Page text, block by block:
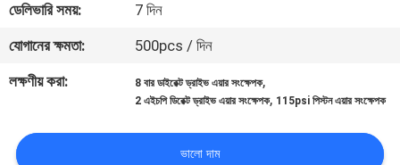
আমাদের
সাথে
যোগাযোগ
খবর
ডেলিভারি সময়:
7 দিন
যোগানের ক্ষমতা:
500pcs / দিন
লক্ষণীয় করা:
8 বার ডাইরেক্ট ড্রাইভ এয়ার সংক্ষেপক,
2 এইচপি ডিরেক্ট ড্রাইভ এয়ার সংক্ষেপক, 115psi পিস্টন এয়ার সংক্ষেপক
ভালো দাম